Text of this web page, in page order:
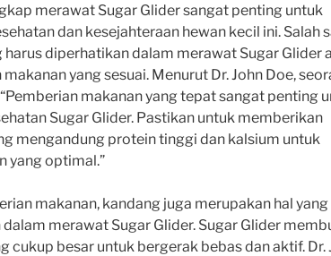
merawat Sugar Glider sangat penting untuk
dan kesejahteraan hewan kecil ini. Salah
harus diperhatikan dalam merawat Sugar Glider
yang sesuai. Menurut Dr. John Doe,
makanan yang tepat sangat penting
Sugar Glider. Pastikan untuk memberikan
mengandung protein tinggi dan kalsium untuk
yang optimal.”
makanan, kandang juga merupakan hal
merawat Sugar Glider. Sugar Glider
cukup besar untuk bergerak bebas dan aktif. Dr.